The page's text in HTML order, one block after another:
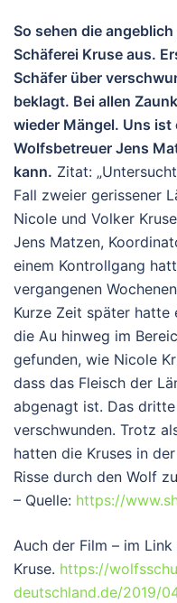
So sehen die
Schäferei Kruse aus.
Schäfer über
beklagt. Bei allen
wieder Mängel. Uns
Wolfsbetreuer Jens
kann. Zitat:
Fall zweier gerissener
Nicole und Volker
Jens Matzen,
einem Kontrollgang
vergangenen
Kurze Zeit später
die Au hinweg im
gefunden, wie Nicole
dass das Fleisch der
abgenagt ist. Das
verschwunden. Trotz
hatten die Kruses in
Risse durch den Wolf
– Quelle: https://
Auch der Film – im
Kruse. https://
deutschland.de/2019/